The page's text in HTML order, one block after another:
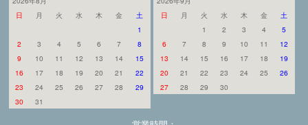
日
月 火 水 木 金
土
1
2
3 4 5 6 7
8
9
10 11 12 13 14
15
16
17 18 19 20 21
22
23
24 25 26 27 28
29
30
31
日
月 火 水 木 金
土
1
2 3 4
5
6
7 8 9 10 11
12
13
14 15 16 17 18
19
20
21 22 23 24 25
26
27
28 29 30